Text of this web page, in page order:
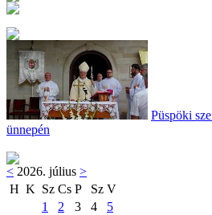
Püspöki
ünnepén
< 2026. július >
H K Sz Cs P Sz V
1
2 3 4
5